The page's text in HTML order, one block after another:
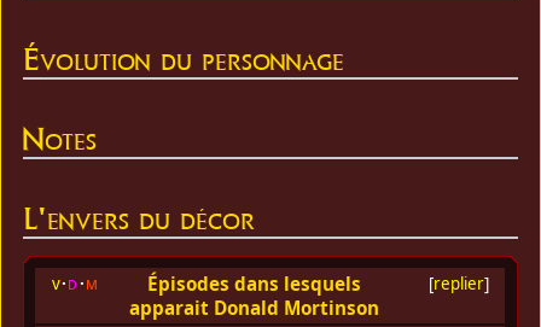
Évolution du personnage
Notes
L'envers du décor
[replier]
v d m
Épisodes dans lesquels
apparait Donald Mortinson